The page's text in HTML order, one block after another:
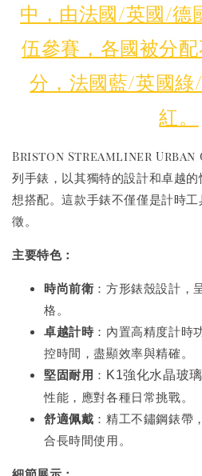
中， 由法國/英國/德
伍參賽，各國被分
分 ，法國藍/英國
紅。
Briston Streamliner Urban
列手錶，以其獨特的設計和卓越
想搭配。這款手錶不僅僅是計時
徵。
主要特色：
時尚前衛 ：方形錶殼設計，
格。
卓越計時 ：內置高精度計時
控時間，盡顯效率與精確。
堅固耐用 ： K1強化水晶玻
性能，應對各種日常挑戰。
舒適佩戴 ：精工不鏽鋼錶帶
合長時間使用。